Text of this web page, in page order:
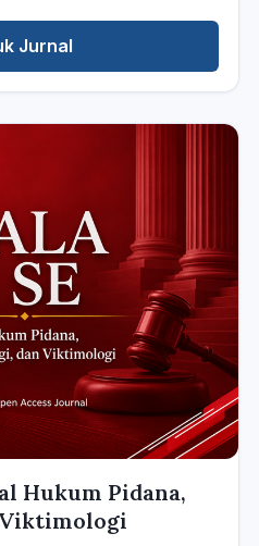
Jurnal
Hukum Pidana,